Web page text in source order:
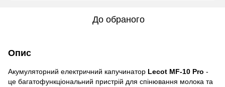
До обраного
Опис
Акумуляторний електричний капучинатор Lecot MF-10 Pro -
це багатофункціональний пристрій для спінювання молока та